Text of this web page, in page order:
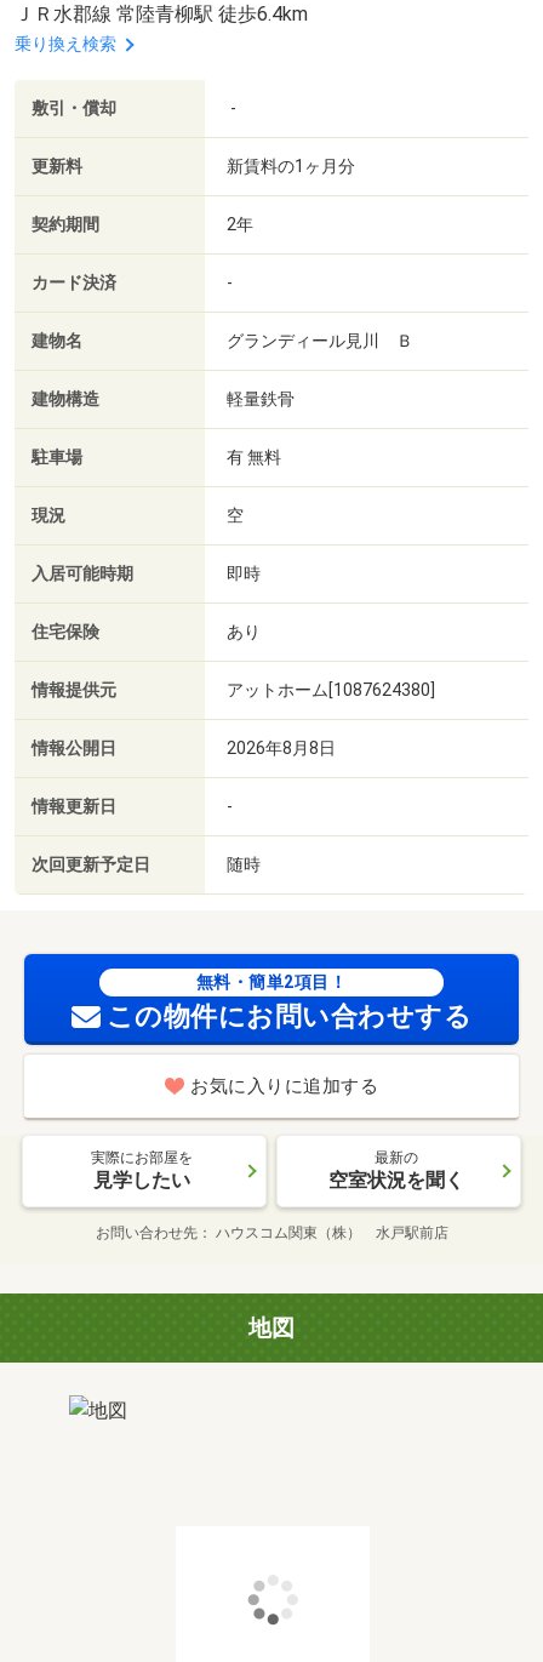
ＪＲ水郡線 常陸青柳駅 徒歩6.4km
乗り換え検索
敷引・償却 -
更新料 新賃料の1ヶ月分
契約期間 2年
カード決済 -
建物名 グランディール見川 Ｂ
建物構造 軽量鉄骨
駐車場 有 無料
現況 空
入居可能時期 即時
住宅保険 あり
情報提供元 アットホーム[1087624380]
情報公開日 2026年8月8日
情報更新日 -
次回更新予定日 随時
無料・簡単2項目！
この物件にお問い合わせする
お気に入りに追加する
実際にお部屋を
見学したい
最新の
空室状況を聞く
お問い合わせ先 ハウスコム関東（株） 水戸駅前店
地図